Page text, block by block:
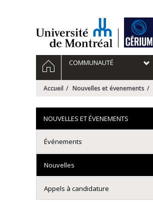
Navigation
principale
ACCUEILCOMMUNAUTÉ
Accueil Nouvelles et évenements
NOUVELLES ET ÉVENEMENTS
Événements
Nouvelles
Appels à candidature